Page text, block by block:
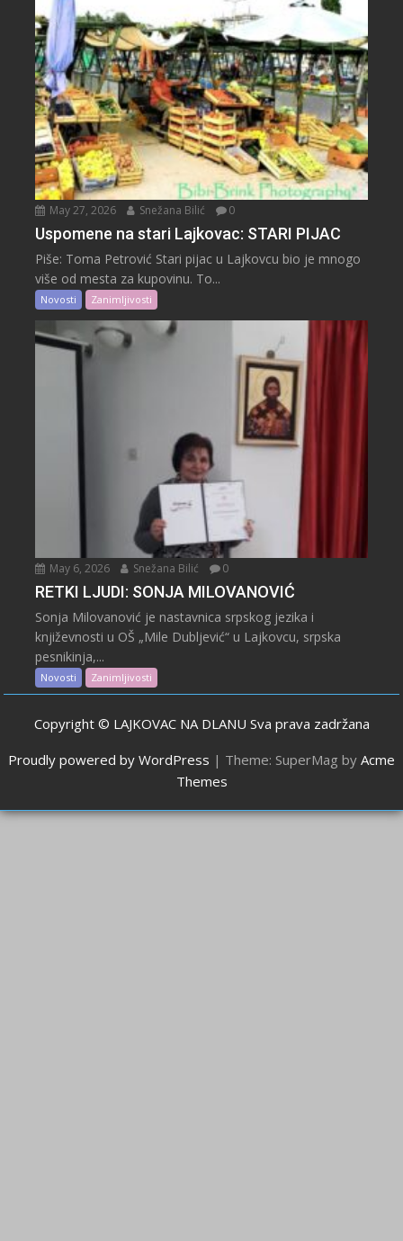
May 27, 2026 Snežana Bilić 0
Uspomene na stari Lajkovac: STARI PIJAC
Piše: Toma Petrović Stari pijac u Lajkovcu bio je mnogo
više od mesta za kupovinu. To...
Novosti Zanimljivosti
May 6, 2026 Snežana Bilić 0
RETKI LJUDI: SONJA MILOVANOVIĆ
Sonja Milovanović je nastavnica srpskog jezika i
književnosti u OŠ „Mile Dubljević“ u Lajkovcu, srpska
pesnikinja,...
Novosti Zanimljivosti
Copyright © LAJKOVAC NA DLANU Sva prava zadržana
Proudly powered by WordPress | Theme: SuperMag by Acme
Themes